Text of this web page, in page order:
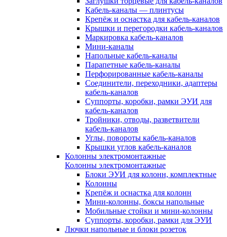
Кабель-каналы — плинтусы
Крепёж и оснастка для кабель-каналов
Крышки и перегородки кабель-каналов
Маркировка кабель-каналов
Мини-каналы
Напольные кабель-каналы
Парапетные кабель-каналы
Перфорированные кабель-каналы
Соединители, переходники, адаптеры
кабель-каналов
Суппорты, коробки, рамки ЭУИ для
кабель-каналов
Тройники, отводы, разветвители
кабель-каналов
Углы, повороты кабель-каналов
Крышки углов кабель-каналов
Колонны электромонтажные
Колонны электромонтажные
Блоки ЭУИ для колонн, комплектные
Колонны
Крепёж и оснастка для колонн
Мини-колонны, боксы напольные
Мобильные стойки и мини-колонны
Суппорты, коробки, рамки для ЭУИ
Лючки напольные и блоки розеток